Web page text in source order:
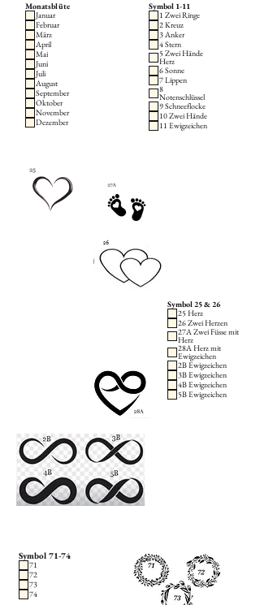
Monatsblüte
Januar
Februar
März
April
Mai
Juni
Juli
August
September
Oktober
November
Dezember
Symbol 1-11
1 Zwei Ringe
2 Kreuz
3 Anker
4 Stern
5 Zwei Hände
Herz
6 Sonne
7 Lippen
8
Notenschlüssel
9 Schneeflocke
10 Zwei Hände
11 Ewigzeichen
Symbol 25 & 26
25 Herz
26 Zwei Herzen
27A Zwei Füsse mit
Herz
28A Herz mit
Ewigzeichen
2B Ewigzeichen
3B Ewigzeichen
4B Ewigzeichen
5B Ewigzeichen
Symbol 71-74
71
72
73
74